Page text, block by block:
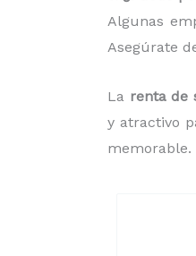
Algunas
Asegúrate
La renta de
y atractivo
memorable.